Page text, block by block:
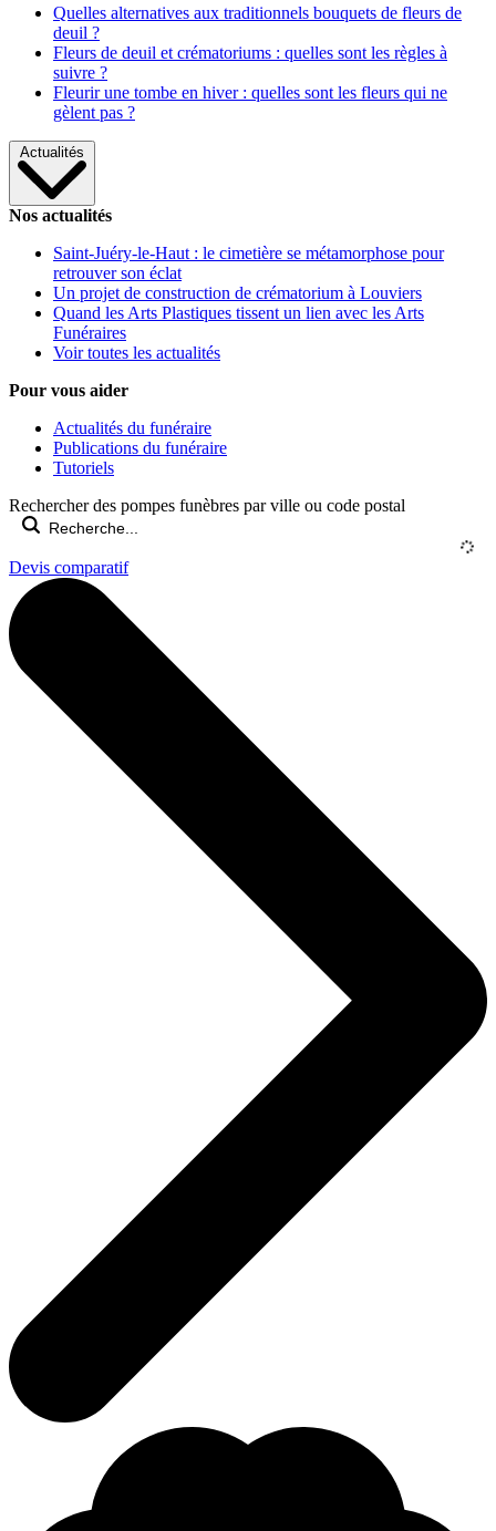
Quelles alternatives aux traditionnels bouquets de fleurs de
deuil ?
Fleurs de deuil et crématoriums : quelles sont les règles à
suivre ?
Fleurir une tombe en hiver : quelles sont les fleurs qui ne
gèlent pas ?
Actualités
Nos actualités
Saint-Juéry-le-Haut : le cimetière se métamorphose pour
retrouver son éclat
Un projet de construction de crématorium à Louviers
Quand les Arts Plastiques tissent un lien avec les Arts
Funéraires
Voir toutes les actualités
Pour vous aider
Actualités du funéraire
Publications du funéraire
Tutoriels
Rechercher des pompes funèbres par ville ou code postal
Devis comparatif